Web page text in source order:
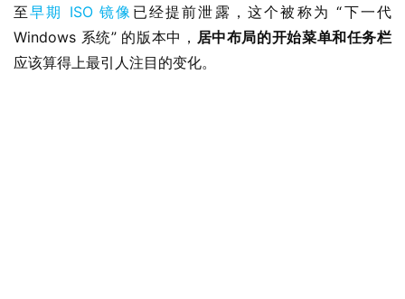
至早期 ISO 镜像 已经提前泄露，这个被称为 “下一代
Windows 系统” 的版本中， 居中布局的开始菜单和任务栏
应该算得上最引人注目的变化。